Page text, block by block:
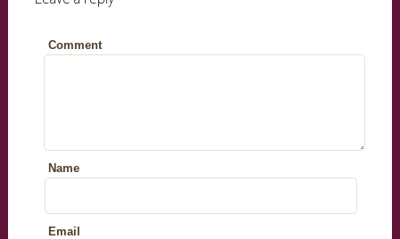
Comment
Name
Email